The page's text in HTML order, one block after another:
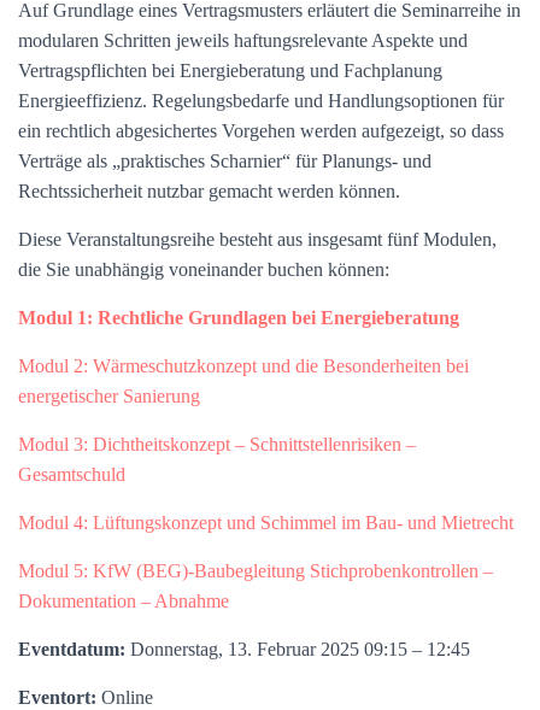
Auf Grundlage eines Vertragsmusters erläutert die Seminarreihe in
modularen Schritten jeweils haftungsrelevante Aspekte und
Vertragspflichten bei Energieberatung und Fachplanung
Energieeffizienz. Regelungsbedarfe und Handlungsoptionen für
ein rechtlich abgesichertes Vorgehen werden aufgezeigt, so dass
Verträge als „praktisches Scharnier“ für Planungs- und
Rechtssicherheit nutzbar gemacht werden können.
Diese Veranstaltungsreihe besteht aus insgesamt fünf Modulen,
die Sie unabhängig voneinander buchen können:
Modul 1: Rechtliche Grundlagen bei Energieberatung
Modul 2: Wärmeschutzkonzept und die Besonderheiten bei
energetischer Sanierung
Modul 3: Dichtheitskonzept – Schnittstellenrisiken –
Gesamtschuld
Modul 4: Lüftungskonzept und Schimmel im Bau- und Mietrecht
Modul 5: KfW (BEG)-Baubegleitung Stichprobenkontrollen –
Dokumentation – Abnahme
Eventdatum: Donnerstag, 13. Februar 2025 09:15 – 12:45
Eventort: Online